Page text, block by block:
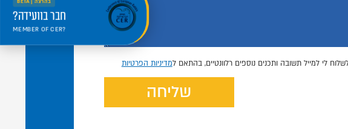
לי למייל תשובה ותכנים נוספים רלוונטיים, בהתאם למדיניות הפרטיות
שליחה
חבר בוועידה?
MEMBER OF CER?
Welcome to the new portal